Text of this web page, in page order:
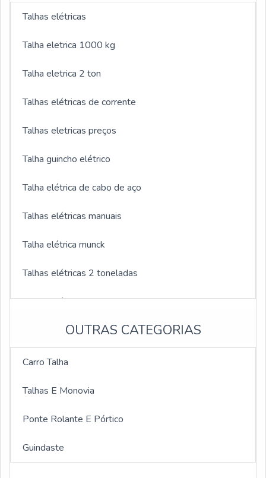
Talhas elétricas
Talha eletrica 1000 kg
Talha eletrica 2 ton
Talhas elétricas de corrente
Talhas eletricas preços
Talha guincho elétrico
Talha elétrica de cabo de aço
Talhas elétricas manuais
Talha elétrica munck
Talhas elétricas 2 toneladas
Talhas elétricas 3 toneladas
Talhas elétricas 1000kg
Talhas elétricas de 5 toneladas
Monovia para talha
Monovia reta
Monovia curva
OUTRAS CATEGORIAS
Carro Talha
Talhas E Monovia
Ponte Rolante E Pórtico
Guindaste